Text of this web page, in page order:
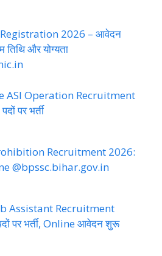
2026 – आवेदन
तिथि और योग्यता
ASI Operation Recruitment
पर भर्ती
Recruitment 2026:
@bpssc.bihar.gov.in
Assistant Recruitment
पर भर्ती, Online आवेदन शुरू